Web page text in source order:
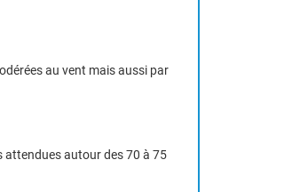
au vent mais aussi par
attendues autour des 70 à 75